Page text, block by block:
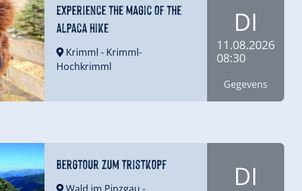
Experience the magic of the
alpaca hike
Krimml - Krimml-
Hochkrimml
DI
11.08.2026
08:30
Gegevens
Bergtour zum Tristkopf DI